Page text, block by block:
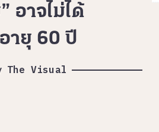
อาจไม่ได้
ายุ 60 ปี
The Visual